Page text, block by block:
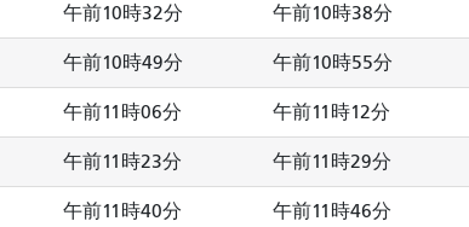
午前10時32分 午前10時38分
午前10時49分 午前10時55分
午前11時06分 午前11時12分
午前11時23分 午前11時29分
午前11時40分 午前11時46分